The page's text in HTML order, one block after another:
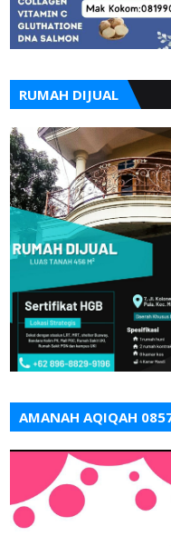
RUMAH DIJUAL
AMANAH AQIQAH